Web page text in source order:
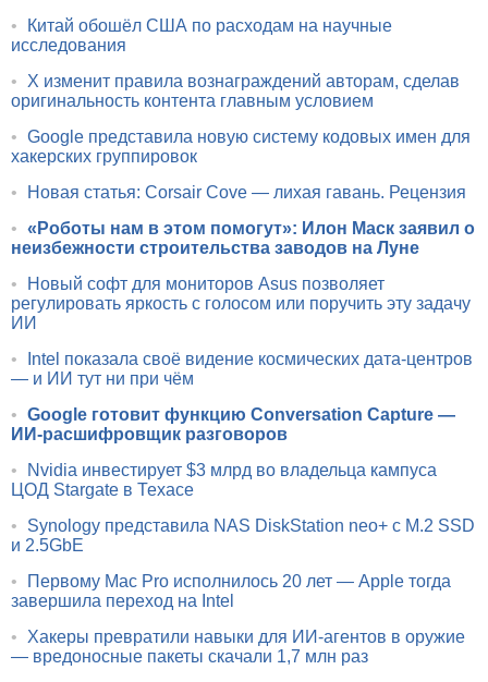
•
Китай обошёл США по расходам на научные
исследования
•
X изменит правила вознаграждений авторам, сделав
оригинальность контента главным условием
• Google представила новую систему кодовых имен для
хакерских группировок
•
Новая статья: Corsair Cove — лихая гавань. Рецензия
• «Роботы нам в этом помогут»: Илон Маск заявил о
неизбежности строительства заводов на Луне
•
Новый софт для мониторов Asus позволяет
регулировать яркость с голосом или поручить эту задачу
ИИ
•
Intel показала своё видение космических дата-центров
— и ИИ тут ни при чём
• Google готовит функцию Conversation Capture —
ИИ-расшифровщик разговоров
•
Nvidia инвестирует $3 млрд во владельца кампуса
ЦОД Stargate в Техасе
•
Synology представила NAS DiskStation neo+ с M.2 SSD
и 2.5GbE
•
Первому Mac Pro исполнилось 20 лет — Apple тогда
завершила переход на Intel
•
Хакеры превратили навыки для ИИ-агентов в оружие
— вредоносные пакеты скачали 1,7 млн раз